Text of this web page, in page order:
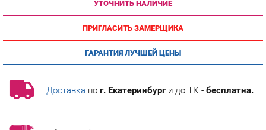
ПРИГЛАСИТЬ ЗАМЕРЩИКА
ГАРАНТИЯ ЛУЧШЕЙ ЦЕНЫ
Доставкапог. Екатеринбурги до ТК -бесплатна.